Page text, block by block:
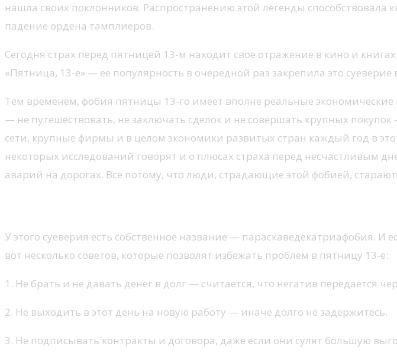
нашла своих поклонников. Распространению этой легенды
падение ордена тамплиеров.
Сегодня страх перед пятницей 13-м находит свое отражение в кино и
«Пятница, 13-е» — ее популярность в очередной раз закрепила это
Тем временем, фобия пятницы 13-го имеет вполне реальные
— не путешествовать, не заключать сделок и не совершать крупных
сети, крупные фирмы и в целом экономики развитых стран каждый год в
некоторых исследований говорят и о плюсах страха перед несчастливым
аварий на дорогах. Все потому, что люди, страдающие этой фобией,
У этого суеверия есть собственное название — параскаведекатриафобия.
вот несколько советов, которые позволят избежать проблем в пятницу 13-е:
1. Не брать и не давать денег в долг — считается, что негатив передается
2. Не выходить в этот день на новую работу — иначе долго не задержитесь.
3. Не подписывать контракты и договора, даже если они сулят большую